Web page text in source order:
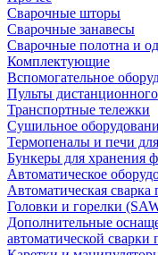
Сварочные шторы
Сварочные занавесы
Сварочные полотна и
Комплектующие
Вспомогательное
Пульты
Транспортные тележки
Сушильное
Термопеналы и печи
Бункеры для хранения
Автоматическое
Автоматическая
Головки и горелки
Дополнительные
автоматической